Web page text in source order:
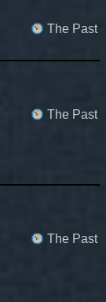
The Past
The Past
The Past